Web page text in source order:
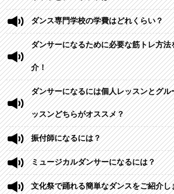
ダンス専門学校の学費はどれくらい？
ダンサーになるために必要な筋トレ方法
介！
ダンサーになるには個人レッスンとグル
ッスンどちらがオススメ？
振付師になるには？
ミュージカルダンサーになるには？
文化祭で踊れる簡単なダンスをご紹介し